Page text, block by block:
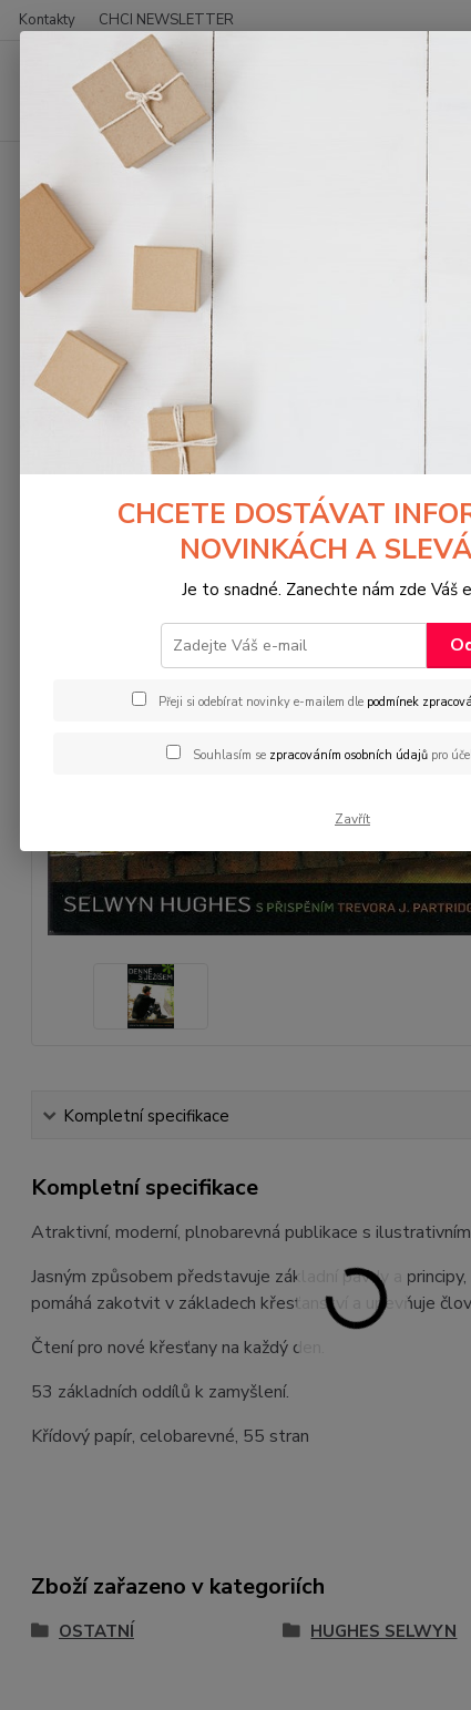
Kontakty CHCI NEWSLETTER
Úvod Denně s Ježíšem
Denně s Ježíšem
Kompletní specifikace
Kompletní specifikace
Atraktivní, moderní, plnobarevná publikace s
Jasným způsobem představuje základní pavdy a
pomáhá zakotvit v základech křesťanství a upevňuje
Čtení pro nové křesťany na každý den.
53 základních oddílů k zamyšlení.
Křídový papír, celobarevné, 55 stran
Zboží zařazeno v kategoriích
OSTATNÍ HUGHES SELWYN
CHCETE DOSTÁVAT
NOVINKÁCH A
Je to snadné. Zanechte nám zde Váš
Přeji si odebírat novinky e-mailem dle podmínek
Souhlasím se zpracováním osobních údajůpro
Zavřít